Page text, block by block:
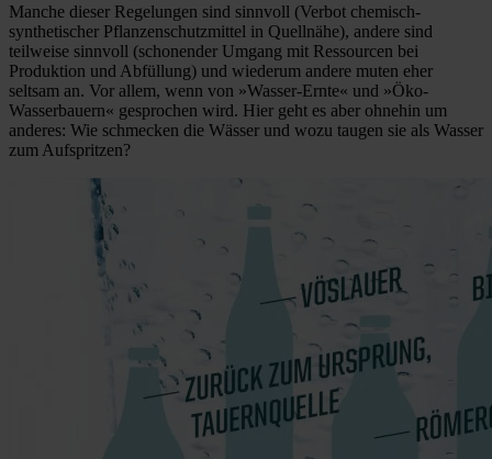
Manche dieser Regelungen sind sinnvoll (Verbot chemisch-
synthetischer Pflanzenschutzmittel in Quellnähe), andere sind
teilweise sinnvoll (schonender Umgang mit Ressourcen bei
Produktion und Abfüllung) und wiederum andere muten eher
seltsam an. Vor allem, wenn von »Wasser-Ernte« und »Öko-
Wasserbauern« gesprochen wird. Hier geht es aber ohnehin um
anderes: Wie schmecken die Wässer und wozu taugen sie als Wasser
zum Aufspritzen?